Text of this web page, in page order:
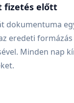
fizetés előtt
dokumentuma
eredeti
Minden nap